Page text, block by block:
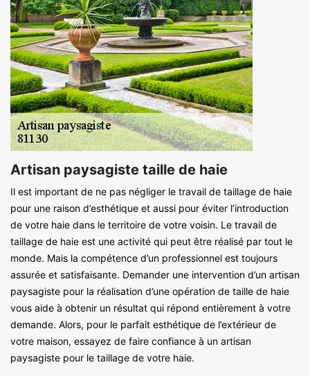
Artisan paysagiste taille de haie
Il est important de ne pas négliger le travail de taillage de haie
pour une raison d’esthétique et aussi pour éviter l’introduction
de votre haie dans le territoire de votre voisin. Le travail de
taillage de haie est une activité qui peut être réalisé par tout le
monde. Mais la compétence d’un professionnel est toujours
assurée et satisfaisante. Demander une intervention d’un artisan
paysagiste pour la réalisation d’une opération de taille de haie
vous aide à obtenir un résultat qui répond entièrement à votre
demande. Alors, pour le parfait esthétique de l’extérieur de
votre maison, essayez de faire confiance à un artisan
paysagiste pour le taillage de votre haie.